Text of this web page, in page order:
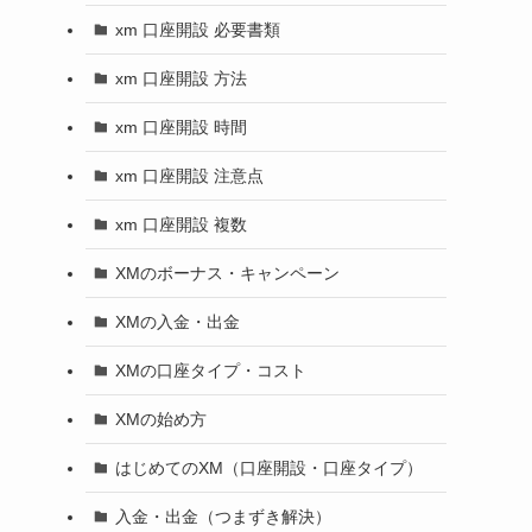
xm 口座開設 必要書類
xm 口座開設 方法
xm 口座開設 時間
xm 口座開設 注意点
xm 口座開設 複数
XMのボーナス・キャンペーン
XMの入金・出金
XMの口座タイプ・コスト
XMの始め方
はじめてのXM（口座開設・口座タイプ）
入金・出金（つまずき解決）